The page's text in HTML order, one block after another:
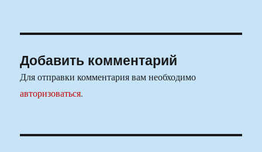
Добавить комментарий
Для отправки комментария вам необходимо
авторизоваться.